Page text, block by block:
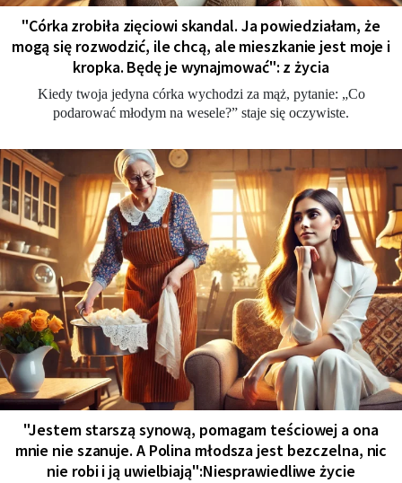
"Córka zrobiła zięciowi skandal. Ja powiedziałam, że
mogą się rozwodzić, ile chcą, ale mieszkanie jest moje i
kropka. Będę je wynajmować": z życia
Kiedy twoja jedyna córka wychodzi za mąż, pytanie: „Co
podarować młodym na wesele?” staje się oczywiste.
"Jestem starszą synową, pomagam teściowej a ona
mnie nie szanuje. A Polina młodsza jest bezczelna, nic
nie robi i ją uwielbiają":Niesprawiedliwe życie